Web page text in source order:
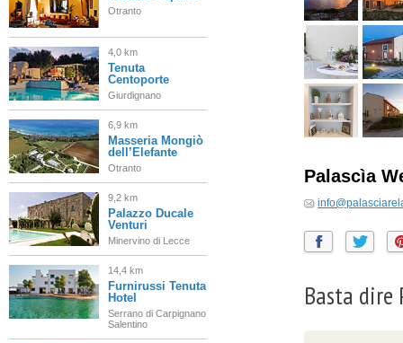
Palascìa
Basta dire
Otranto
4,0 km
Tenuta
Centoporte
Giurdignano
6,9 km
Masseria Mongiò
dell’Elefante
Otranto
9,2 km
Palazzo Ducale
Venturi
Minervino di Lecce
14,4 km
Furnirussi Tenuta
Hotel
Serrano di Carpignano
Salentino